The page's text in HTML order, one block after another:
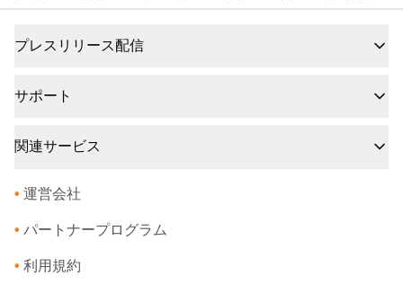
プレスリリース配信
サポート
関連サービス
• 運営会社
• パートナープログラム
• 利用規約